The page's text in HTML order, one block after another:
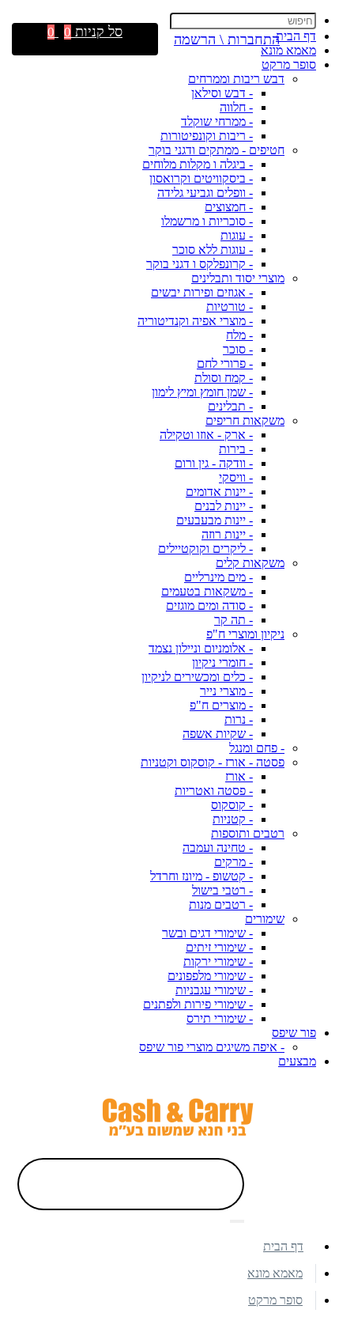
דף הבית
מאמא מונא
סופר מרקט
דבש ריבות וממרחים
- דבש וסילאן
- חלווה
- ממרחי שוקלד
- ריבות וקונפיטורות
חטיפים - ממתקים ודגני בוקר
- ביגלה ו מקלות מלוחים
- ביסקוויטים וקרואסון
- וופלים וגביעי גלידה
- חמצוצים
- סוכריות ו מרשמלו
- עוגות
- עוגות ללא סוכר
- קרונפלקס ו דגני בוקר
מוצרי יסוד ותבלינים
- אגוזים ופירות יבשים
- טורטיות
- מוצרי אפיה וקנדיטוריה
- מלח
- סוכר
- פרורי לחם
- קמח וסולת
- שמן חומץ ומיץ לימון
- תבלינים
משקאות חריפים
- ארק - אוזו וטקילה
- בירות
- וודקה - גין ורום
- וויסקי
- יינות אדומים
- יינות לבנים
- יינות מבעבעים
- יינות רוזה
- ליקרים וקוקטיילים
משקאות קלים
- מים מינרליים
- משקאות בטעמים
- סודה ומים מוגזים
- תה קר
ניקיון ומוצרי ח"פ
- אלומניום וניילון נצמד
- חומרי ניקיון
- כלים ומכשירים לניקיון
- מוצרי נייר
- מוצרים ח"פ
- נרות
- שקיות אשפה
- פחם ומנגל
פסטה - אורז - קוסקוס וקטניות
- אורז
- פסטה ואטריות
- קוסקוס
- קטניות
רטבים ותוספות
- טחינה ועמבה
- מרקים
- קטשופ - מיונז וחרדל
- רטבי בישול
- רטבים מנות
שימורים
- שימורי דגים ובשר
- שימורי זיתים
- שימורי ירקות
- שימורי מלפפונים
- שימורי עגבניות
- שימורי פירות ולפתנים
- שימורי תירס
פור שיפס
- איפה משיגים מוצרי פור שיפס
מבצעים
התחברות \ הרשמה סל קניות 0
0
דף הבית
מאמא מונא
סופר מרקט